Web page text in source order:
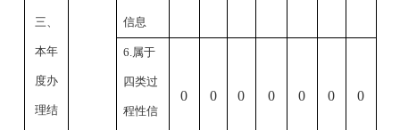
三、
本年
度办
理结
信息
6.属于
四类过
程性信
0 0 0 0 0 0 0